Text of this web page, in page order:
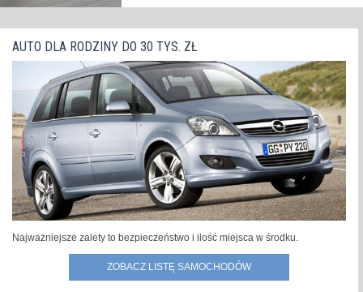
AUTO DLA RODZINY DO 30 TYS. ZŁ
Najważniejsze zalety to bezpieczeństwo i ilość miejsca w środku.
ZOBACZ LISTĘ SAMOCHODÓW